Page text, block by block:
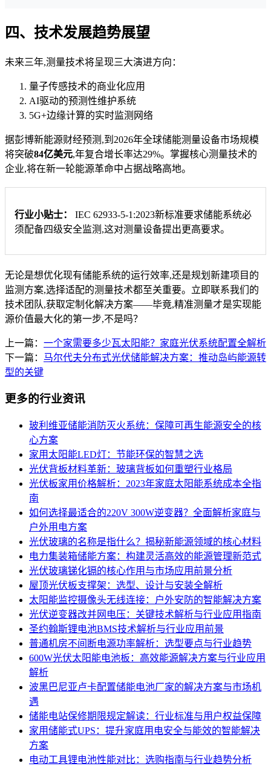
四、技术发展趋势展望
未来三年,测量技术将呈现三大演进方向：
量子传感技术的商业化应用
AI驱动的预测性维护系统
5G+边缘计算的实时监测网络
据彭博新能源财经预测,到2026年全球储能测量设备市场规模
将突破84亿美元,年复合增长率达29%。掌握核心测量技术的
企业,将在新一轮能源革命中占据战略高地。
行业小贴士：
IEC 62933-5-1:2023新标准要求储能系统必
须配备四级安全监测,这对测量设备提出更高要求。
无论是想优化现有储能系统的运行效率,还是规划新建项目的
监测方案,选择适配的测量技术都至关重要。立即联系我们的
技术团队,获取定制化解决方案——毕竟,精准测量才是实现能
源价值最大化的第一步,不是吗？
上一篇： 一个家需要多少瓦太阳能？家庭光伏系统配置全解析
下一篇： 马尔代夫分布式光伏储能解决方案：推动岛屿能源转
型的关键
更多的行业资讯
玻利维亚储能消防灭火系统：保障可再生能源安全的核
心方案
家用太阳能LED灯：节能环保的智慧之选
光伏背板材料革新：玻璃背板如何重塑行业格局
光伏板家用价格解析：2023年家庭太阳能系统成本全指
南
如何选择最适合的220V 300W逆变器？全面解析家庭与
户外用电方案
光伏玻璃的名称是指什么？揭秘新能源领域的核心材料
电力集装箱储能方案：构建灵活高效的能源管理新范式
光伏玻璃锑化镉的核心作用与市场应用前景分析
屋顶光伏板支撑架：选型、设计与安装全解析
太阳能监控摄像头无线连接：户外安防的智能解决方案
光伏逆变器改并网电压：关键技术解析与行业应用指南
圣约翰斯锂电池BMS技术解析与行业应用前景
普通机房不间断电源功率解析：选型要点与行业趋势
600W光伏太阳能电池板：高效能源解决方案与行业应用
解析
波黑巴尼亚卢卡配置储能电池厂家的解决方案与市场机
遇
储能电站保修期限规定解读：行业标准与用户权益保障
家用储能式UPS：提升家庭用电安全与能效的智能解决
方案
电动工具锂电池性能对比：选购指南与行业趋势分析